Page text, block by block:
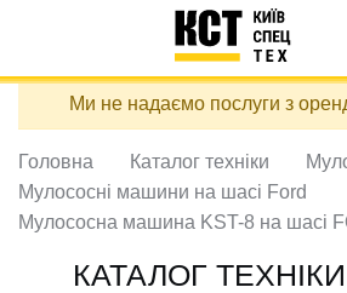
Перейти
вмісту
навигация
КАТАЛОГ ТЕХНІКИ
ДОСТАВКА ТА ОПЛАТА
ПРО НАС
ВІДГУКИ
Ми не надаємо послуги з
Головна Каталог техніки
Мулососні машини на шасі Ford
Мулососна машина KST-8 на шасі
КАТАЛОГ ТЕХНІКИ